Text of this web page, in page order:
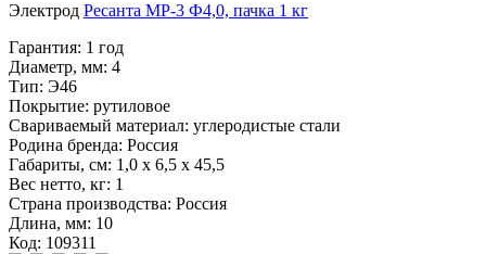
Электрод Ресанта МР-3 Ф4,0, пачка 1 кг
Гарантия: 1 год
Диаметр, мм: 4
Тип: Э46
Покрытие: рутиловое
Свариваемый материал: углеродистые стали
Родина бренда: Россия
Габариты, см: 1,0 х 6,5 х 45,5
Вес нетто, кг: 1
Страна производства: Россия
Длина, мм: 10
Код: 109311